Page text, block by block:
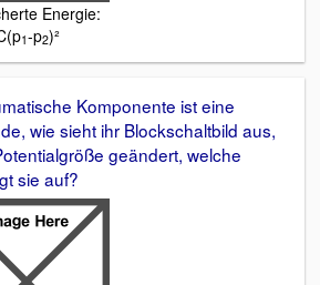
Energie:
1-p2)²
Komponente ist eine
wie sieht ihr Blockschaltbild aus,
geändert, welche
sie auf?